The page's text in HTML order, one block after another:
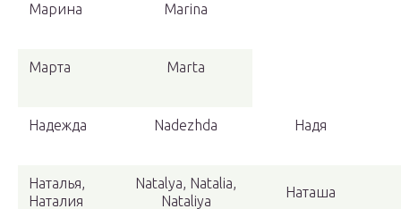
Марина Marina
Марта Marta
Надежда Nadezhda Надя
Наталья,
Наталия
Natalya, Natalia,
Nataliya
Наташа